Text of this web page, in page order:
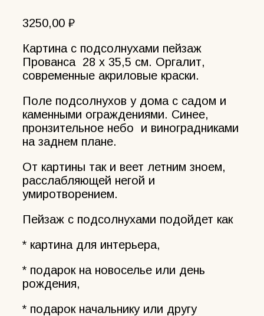
3250,00 ₽
Картина с подсолнухами пейзаж
Прованса 28 х 35,5 см. Оргалит,
современные акриловые краски.
Поле подсолнухов у дома с садом и
каменными ограждениями. Синее,
пронзительное небо и виноградниками
на заднем плане.
От картины так и веет летним зноем,
расслабляющей негой и
умиротворением.
Пейзаж с подсолнухами подойдет как
* картина для интерьера,
* подарок на новоселье или день
рождения,
* подарок начальнику или другу